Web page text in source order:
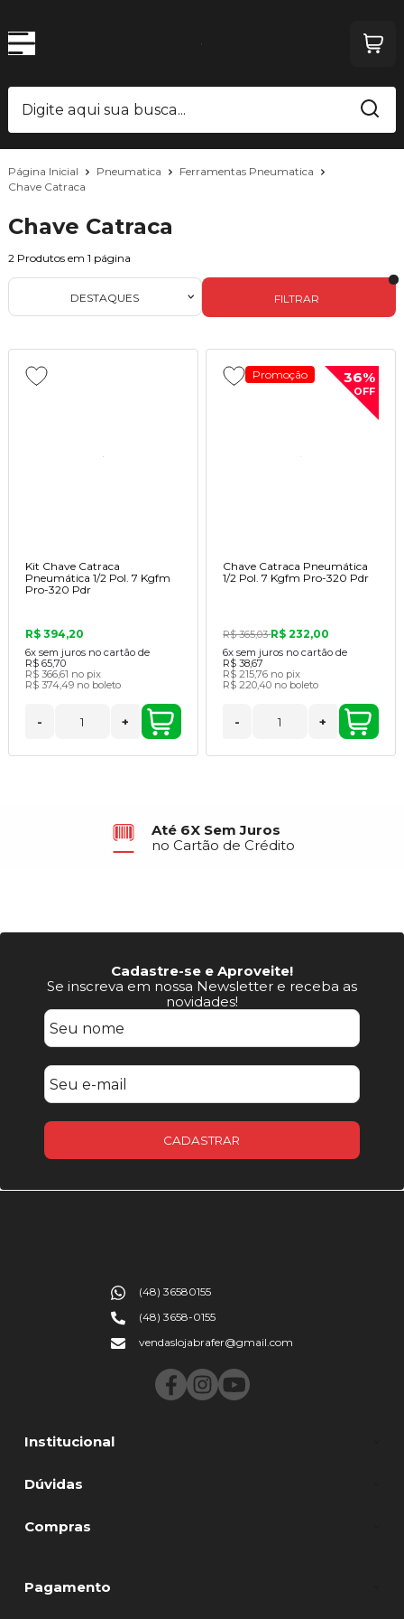
Página Inicial Pneumatica
Ferramentas Pneumatica
Chave Catraca
Chave Catraca
2 Produtos em 1 página
FILTRAR
DESTAQUES
Kit Chave Catraca
Pneumática 1/2 Pol. 7 Kgfm
Pro-320 Pdr
R$ 394,20
6x sem juros no cartão de
R$ 65,70
R$ 366,61 no pix
R$ 374,49 no boleto
- +
Promoção 36%
OFF
Chave Catraca Pneumática
1/2 Pol. 7 Kgfm Pro-320 Pdr
R$ 365,03R$ 232,00
6x sem juros no cartão de
R$ 38,67
R$ 215,76 no pix
R$ 220,40 no boleto
- +
Até 6X Sem Juros
no Cartão de Crédito
Cadastre-se e Aproveite!
Se inscreva em nossa Newsletter e receba as
novidades!
CADASTRAR
Institucional
Dúvidas
Compras
(48) 36580155
(48) 3658-0155
vendaslojabrafer@gmail.com
Pagamento